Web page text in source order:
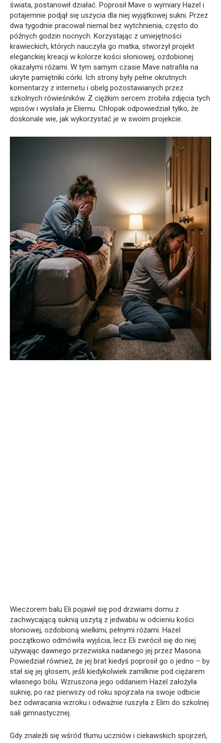
świata, postanowił działać. Poprosił Mave o wymiary Hazel i
potajemnie podjął się uszycia dla niej wyjątkowej sukni. Przez
dwa tygodnie pracował niemal bez wytchnienia, często do
późnych godzin nocnych. Korzystając z umiejętności
krawieckich, których nauczyła go matka, stworzył projekt
eleganckiej kreacji w kolorze kości słoniowej, ozdobionej
okazałymi różami. W tym samym czasie Mave natrafiła na
ukryte pamiętniki córki. Ich strony były pełne okrutnych
komentarzy z internetu i obelg pozostawianych przez
szkolnych rówieśników. Z ciężkim sercem zrobiła zdjęcia tych
wpisów i wysłała je Eliemu. Chłopak odpowiedział tylko, że
doskonale wie, jak wykorzystać je w swoim projekcie.
Wieczorem balu Eli pojawił się pod drzwiami domu z
zachwycającą suknią uszytą z jedwabiu w odcieniu kości
słoniowej, ozdobioną wielkimi, pełnymi różami. Hazel
początkowo odmówiła wyjścia, lecz Eli zwrócił się do niej
używając dawnego przezwiska nadanego jej przez Masona.
Powiedział również, że jej brat kiedyś poprosił go o jedno – by
stał się jej głosem, jeśli kiedykolwiek zamilknie pod ciężarem
własnego bólu. Wzruszona jego oddaniem Hazel założyła
suknię, po raz pierwszy od roku spojrzała na swoje odbicie
bez odwracania wzroku i odważnie ruszyła z Elim do szkolnej
sali gimnastycznej.
Gdy znaleźli się wśród tłumu uczniów i ciekawskich spojrzeń,